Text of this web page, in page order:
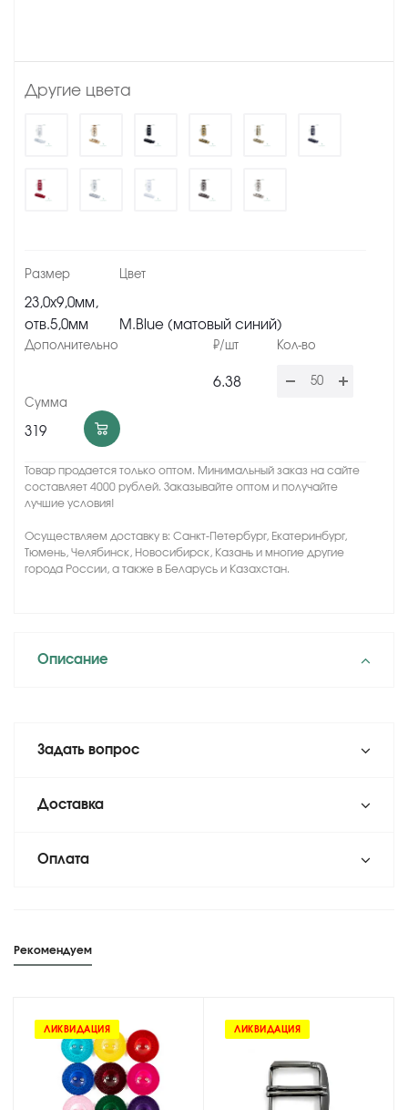
Другие цвета
23,0х9,0мм,
отв.5,0мм
M.Blue (матовый синий)
6.38
319
Товар продается только оптом. Минимальный заказ на сайте
составляет 4000 рублей. Заказывайте оптом и получайте
лучшие условия!
Осуществляем доставку в: Санкт-Петербург, Екатеринбург,
Тюмень, Челябинск, Новосибирск, Казань и многие другие
города России, а также в Беларусь и Казахстан.
Описание
Задать вопрос
Доставка
Оплата
Рекомендуем
ЛИКВИДАЦИЯ ЛИКВИДАЦИЯ